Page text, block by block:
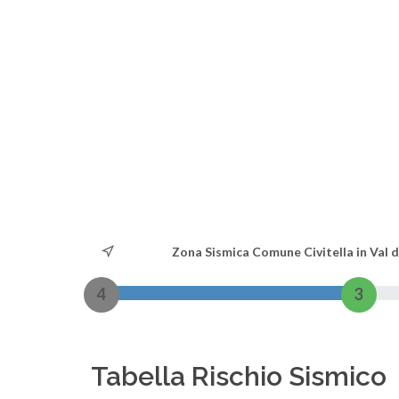
Zona Sismica Comune Civitella in Val
4 3
Tabella Rischio Sismico